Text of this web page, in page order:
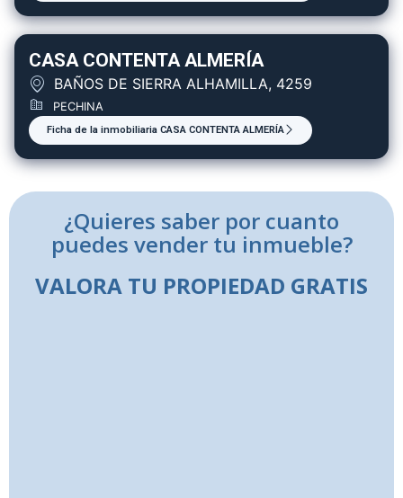
CASA CONTENTA ALMERÍA
BAÑOS DE SIERRA ALHAMILLA, 4259
PECHINA
Ficha de la inmobiliaria CASA CONTENTA ALMERÍA
¿Quieres saber por cuanto
puedes vender tu inmueble?
VALORA TU PROPIEDAD GRATIS